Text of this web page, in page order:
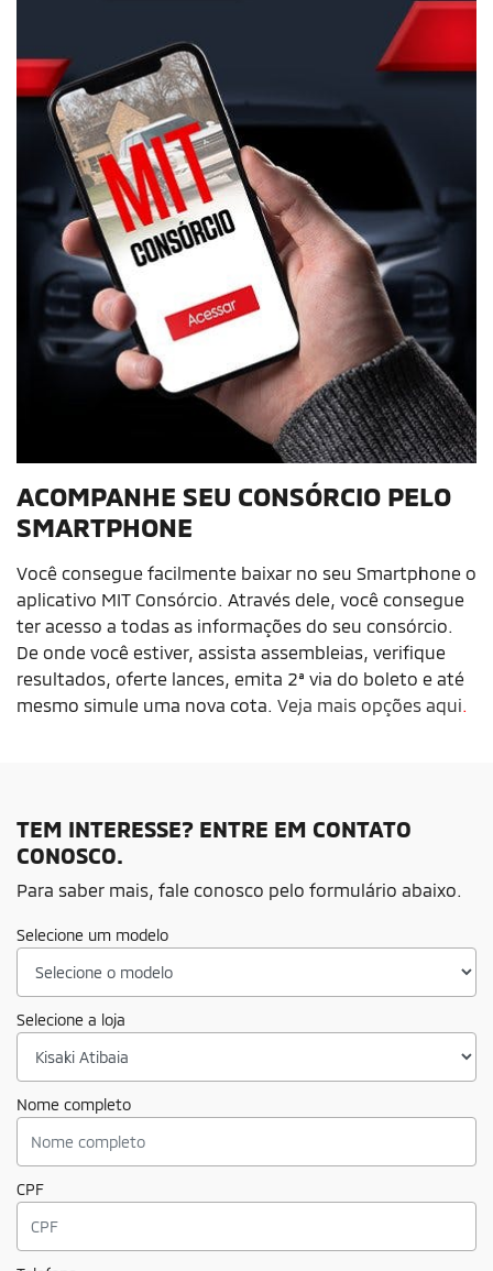
ACOMPANHE SEU CONSÓRCIO PELO
SMARTPHONE
Você consegue facilmente baixar no seu Smartphone o
aplicativo MIT Consórcio. Através dele, você consegue
ter acesso a todas as informações do seu consórcio.
De onde você estiver, assista assembleias, verifique
resultados, oferte lances, emita 2ª via do boleto e até
mesmo simule uma nova cota. Veja mais opções aqui.
TEM INTERESSE? ENTRE EM CONTATO
CONOSCO.
Para saber mais, fale conosco pelo formulário abaixo.
Selecione um modelo
Selecione a loja
Nome completo
CPF